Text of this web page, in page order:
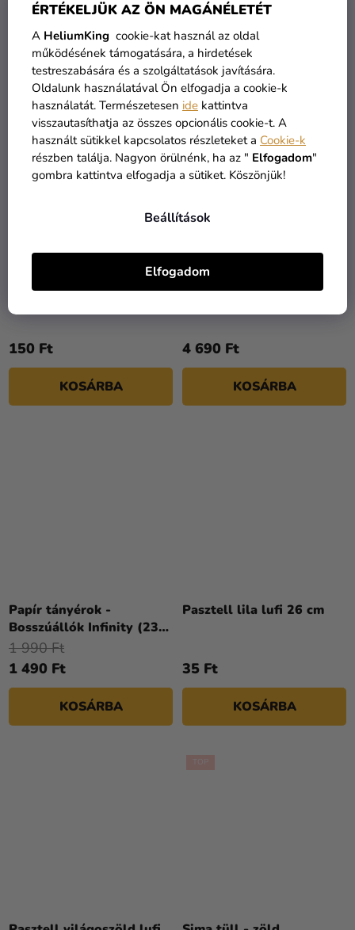
ÉRTÉKELJÜK AZ ÖN MAGÁNÉLETÉT
A HeliumKing cookie-kat használ az oldal
működésének támogatására, a hirdetések
testreszabására és a szolgáltatások javítására.
Oldalunk használatával Ön elfogadja a cookie-k
használatát. Természetesen ide kattintva
visszautasíthatja az összes opcionális cookie-t. A
használt sütikkel kapcsolatos részleteket a Cookie-k
részben találja. Nagyon örülnénk, ha az " Elfogadom"
gombra kattintva elfogadja a sütiket. Köszönjük!
Beállítások
Elfogadom
790 Ft
KOSÁRBA
4 385 Ft
KOSÁRBA
Metál lufi - lila 33 cm
150 Ft
KOSÁRBA
Óriási hélium lufi -
4 690 Ft
KOSÁRBA
Papír tányérok -
Bosszúállók Infinity (23
cm)
1 490 Ft
1 990 Ft
KOSÁRBA
Pasztell lila lufi 26 cm
35 Ft
KOSÁRBA